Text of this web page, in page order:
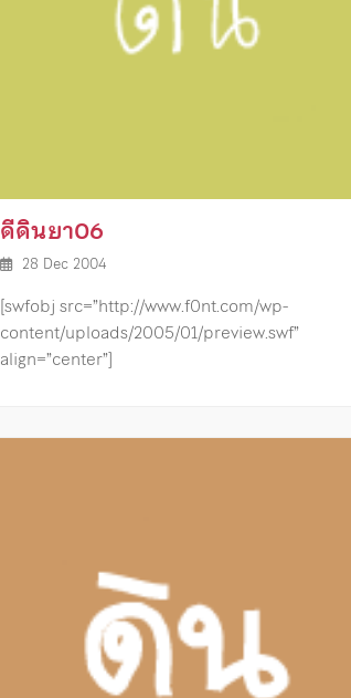
ดีดินยา06
28 Dec 2004
[swfobj src=”http://www.f0nt.com/wp-
content/uploads/2005/01/preview.swf”
align=”center”]